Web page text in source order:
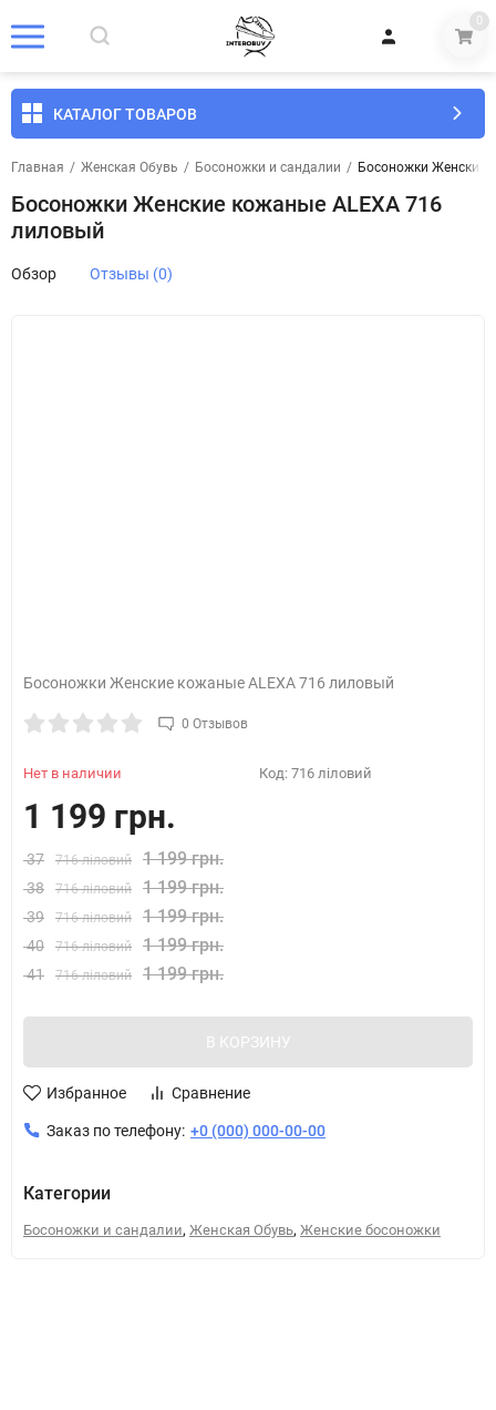
0
КАТАЛОГ ТОВАРОВ
Главная / Женская Обувь / Босоножки и сандалии / Босоножки Женские
Босоножки Женские кожаные ALEXA 716
лиловый
Обзор Отзывы (0)
Босоножки Женские кожаные ALEXA 716 лиловый
0 Отзывов
Нет в наличии Код: 716 ліловий
1 199 грн.
37 716 ліловий 1 199 грн.
38 716 ліловий 1 199 грн.
39 716 ліловий 1 199 грн.
40 716 ліловий 1 199 грн.
41 716 ліловий 1 199 грн.
В КОРЗИНУ
Избранное Сравнение
Заказ по телефону: +0 (000) 000-00-00
Категории
Босоножки и сандалии, Женская Обувь, Женские босоножки